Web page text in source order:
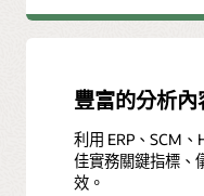
豐富的分析內
利用 ERP、SCM
佳實務關鍵指標、
效。